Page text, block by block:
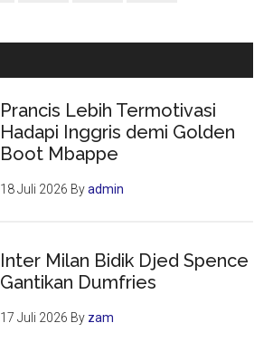
Prancis Lebih Termotivasi
Hadapi Inggris demi Golden
Boot Mbappe
18 Juli 2026 Byadmin
Inter Milan Bidik Djed Spence
Gantikan Dumfries
17 Juli 2026 By zam